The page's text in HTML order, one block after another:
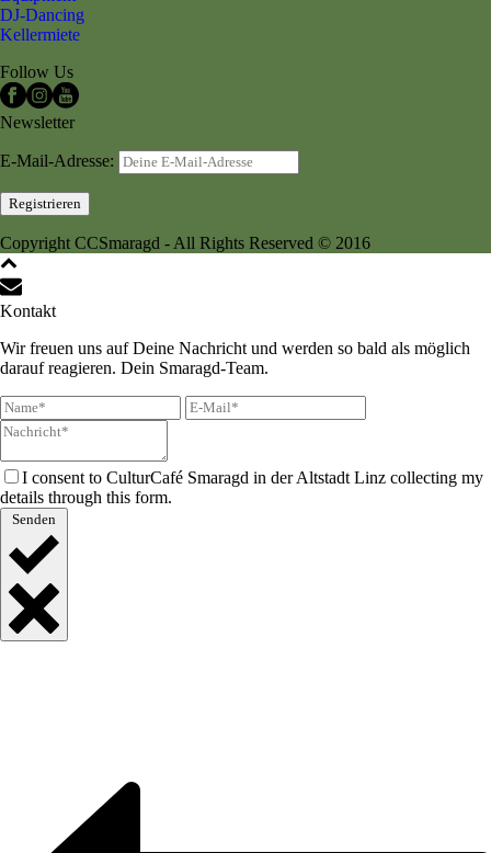
DJ-Dancing
Kellermiete
Follow Us
Newsletter
E-Mail-Adresse:
Copyright CCSmaragd - All Rights Reserved © 2016
Kontakt
Wir freuen uns auf Deine Nachricht und werden so bald als möglich
darauf reagieren. Dein Smaragd-Team.
I consent to CulturCafé Smaragd in der Altstadt Linz collecting my
details through this form.
Senden